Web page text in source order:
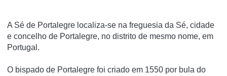
A Sé de Portalegre localiza-se na freguesia da Sé, cidade
e concelho de Portalegre, no distrito de mesmo nome, em
Portugal.
O bispado de Portalegre foi criado em 1550 por bula do